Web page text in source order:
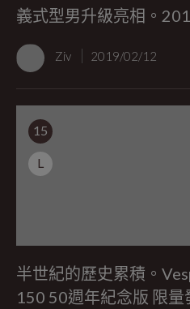
義式型男升級亮相。
Ziv 2019/02/12
15
L
半世紀的歷史累積。
150 50週年紀念版 限量